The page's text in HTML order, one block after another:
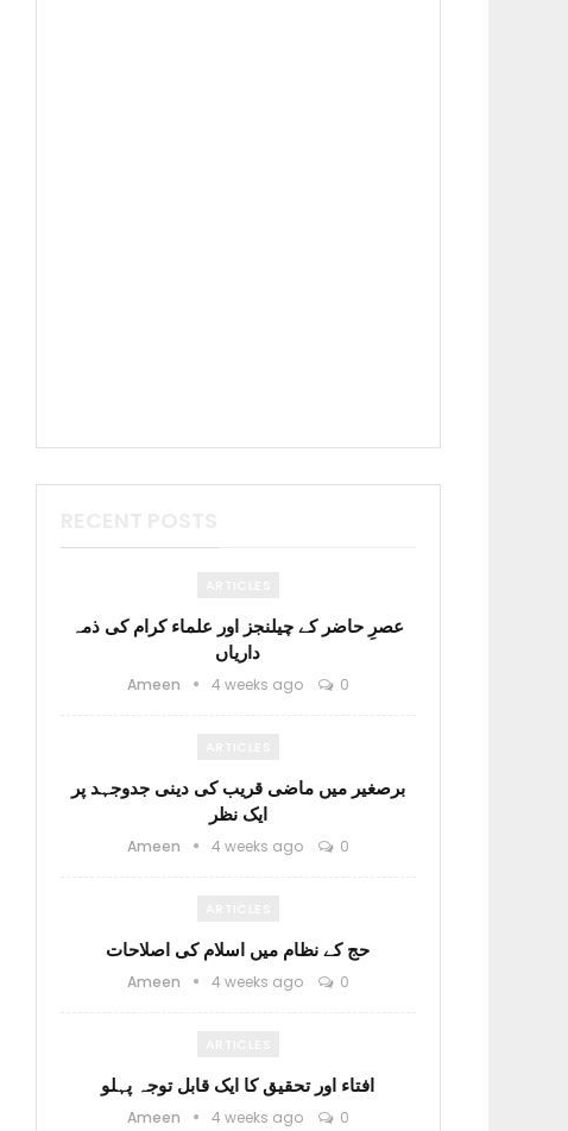
عصرِ حاضر کے چیلنجز اور علماء کرام کی ذمہ
داریاں
Ameen 4 weeks ago 0
برصغیر میں ماضی قریب کی دینی جدوجہد پر
ایک نظر
Ameen 4 weeks ago 0
حج کے نظام میں اسلام کی اصلاحات
Ameen 4 weeks ago 0
افتاء اور تحقیق کا ایک قابل توجہ پہلو
Ameen 4 weeks ago 0